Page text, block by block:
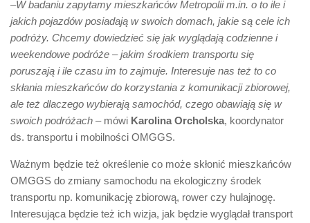
–W badaniu zapytamy mieszkańców Metropolii m.in. o to ile i
jakich pojazdów posiadają w swoich domach, jakie są cele ich
podróży. Chcemy dowiedzieć się jak wyglądają codzienne i
weekendowe podróże – jakim środkiem transportu się
poruszają i ile czasu im to zajmuje. Interesuje nas też to co
skłania mieszkańców do korzystania z komunikacji zbiorowej,
ale też dlaczego wybierają samochód, czego obawiają się w
swoich podróżach – mówi Karolina Orcholska, koordynator
ds. transportu i mobilności OMGGS.
Ważnym będzie też określenie co może skłonić mieszkańców
OMGGS do zmiany samochodu na ekologiczny środek
transportu np. komunikację zbiorową, rower czy hulajnogę.
Interesująca będzie też ich wizja, jak będzie wyglądał transport